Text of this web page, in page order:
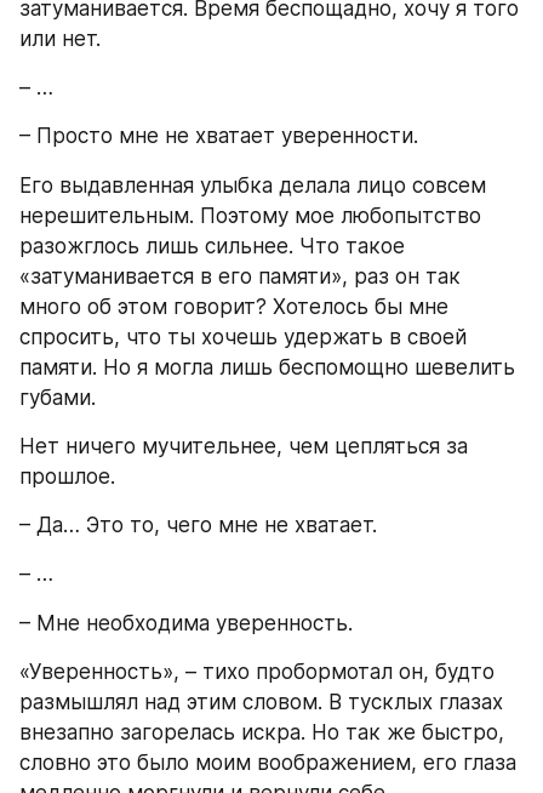
затуманивается. Время беспощадно, хочу я того
или нет.
– …
– Просто мне не хватает уверенности.
Его выдавленная улыбка делала лицо совсем
нерешительным. Поэтому мое любопытство
разожглось лишь сильнее. Что такое
«затуманивается в его памяти», раз он так
много об этом говорит? Хотелось бы мне
спросить, что ты хочешь удержать в своей
памяти. Но я могла лишь беспомощно шевелить
губами.
Нет ничего мучительнее, чем цепляться за
прошлое.
– Да… Это то, чего мне не хватает.
– …
– Мне необходима уверенность.
«Уверенность», – тихо пробормотал он, будто
размышлял над этим словом. В тусклых глазах
внезапно загорелась искра. Но так же быстро,
словно это было моим воображением, его глаза